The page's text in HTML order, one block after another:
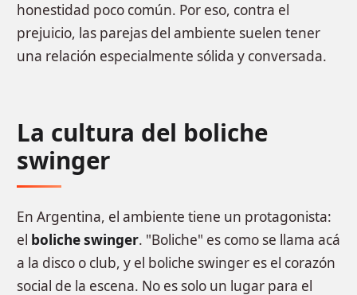
honestidad poco común. Por eso, contra el
prejuicio, las parejas del ambiente suelen tener
una relación especialmente sólida y conversada.
La cultura del boliche
swinger
En Argentina, el ambiente tiene un protagonista:
el boliche swinger. "Boliche" es como se llama acá
a la disco o club, y el boliche swinger es el corazón
social de la escena. No es solo un lugar para el